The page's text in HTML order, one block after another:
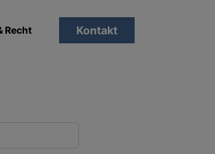
Recht Kontakt